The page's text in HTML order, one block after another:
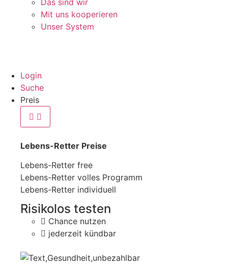
Mit uns kooperieren
Unser System
Login
Suche
Preis
Lebens-Retter Preise
Lebens-Retter free
Lebens-Retter volles Programm
Lebens-Retter individuell
Risikolos testen
Chance nutzen
jederzeit kündbar